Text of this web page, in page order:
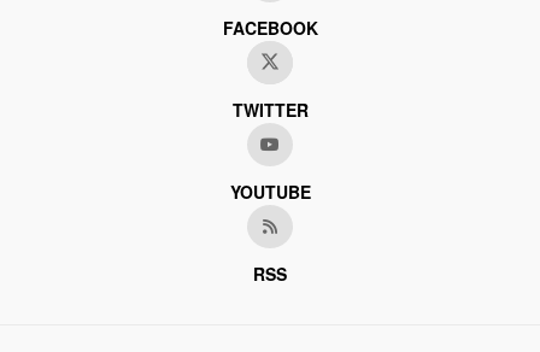
FACEBOOK
TWITTER
YOUTUBE
RSS